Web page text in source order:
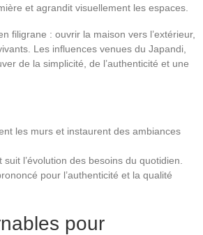
et agrandit visuellement les espaces.
filigrane : ouvrir la maison vers l’extérieur,
Les influences venues du Japandi,
de la simplicité, de l’authenticité et une
les murs et instaurent des ambiances
l’évolution des besoins du quotidien.
pour l’authenticité et la qualité
pour